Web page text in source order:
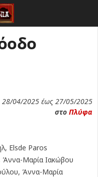
28/04/2025 έως 27/05/2025
στο Πλύφα
Elsde Paros
Μαρία Ιακώβου
Άννα-Μαρία